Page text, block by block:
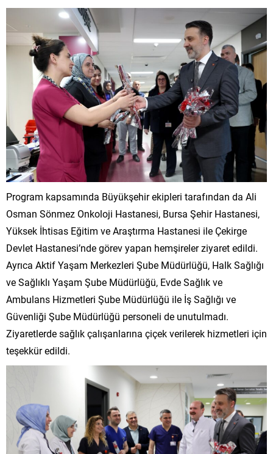
Program kapsamında Büyükşehir ekipleri tarafından da Ali
Osman Sönmez Onkoloji Hastanesi, Bursa Şehir Hastanesi,
Yüksek İhtisas Eğitim ve Araştırma Hastanesi ile Çekirge
Devlet Hastanesi’nde görev yapan hemşireler ziyaret edildi.
Ayrıca Aktif Yaşam Merkezleri Şube Müdürlüğü, Halk Sağlığı
ve Sağlıklı Yaşam Şube Müdürlüğü, Evde Sağlık ve
Ambulans Hizmetleri Şube Müdürlüğü ile İş Sağlığı ve
Güvenliği Şube Müdürlüğü personeli de unutulmadı.
Ziyaretlerde sağlık çalışanlarına çiçek verilerek hizmetleri için
teşekkür edildi.